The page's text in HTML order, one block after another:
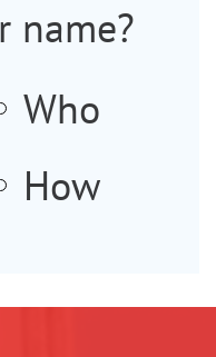
и подходящий
name?
Who
How